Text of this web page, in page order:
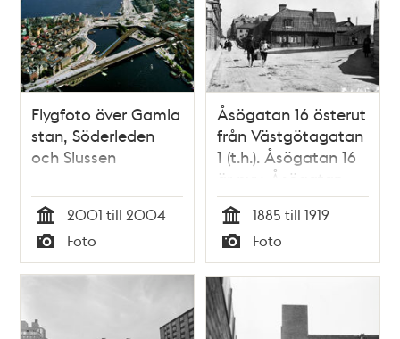
Flygfoto över Gamla
stan, Söderleden
och Slussen
Tid
2001 till 2004
Typ
Foto
Åsögatan 16 österut
från Västgötagatan
1 (t.h.). Åsögatan 16
är nuv. Åsögatan
102-106. Genom
kvarteret går nu
Söderledstunneln
och här byggdes
Skattehuset 1955-
1961
Tid
1885 till 1919
Typ
Foto